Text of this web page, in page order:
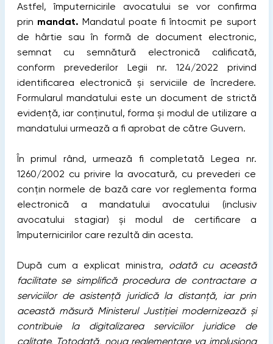
Astfel, împuternicirile avocatului se vor confirma
prin mandat. Mandatul poate fi întocmit pe suport
de hârtie sau în formă de document electronic,
semnat cu semnătură electronică calificată,
conform prevederilor Legii nr. 124/2022 privind
identificarea electronică și serviciile de încredere.
Formularul mandatului este un document de strictă
evidență, iar conținutul, forma și modul de utilizare a
mandatului urmează a fi aprobat de către Guvern.
În primul rând, urmează fi completată Legea nr.
1260/2002 cu privire la avocatură, cu prevederi ce
conțin normele de bază care vor reglementa forma
electronică a mandatului avocatului (inclusiv
avocatului stagiar) și modul de certificare a
împuternicirilor care rezultă din acesta.
După cum a explicat ministra, odată cu această
facilitate se simplifică procedura de contractare a
serviciilor de asistență juridică la distanță, iar prin
această măsură Ministerul Justiției modernizează și
contribuie la digitalizarea serviciilor juridice de
calitate. Totodată, noua reglementare va implusiona